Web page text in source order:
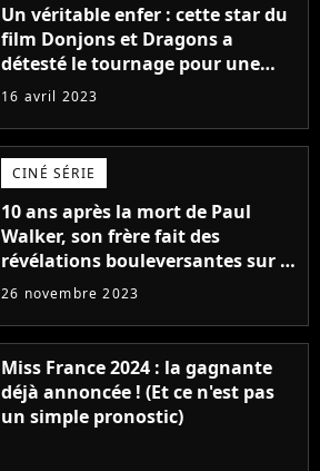
Un véritable enfer : cette star du
film Donjons et Dragons a
détesté le tournage pour une
raison très spéciale
16 avril 2023
CINÉ SÉRIE
10 ans après la mort de Paul
Walker, son frère fait des
révélations bouleversantes sur la
réaction des acteurs de Fast and
26 novembre 2023
Miss France 2024 : la gagnante
déjà annoncée ! (Et ce n'est pas
un simple pronostic)